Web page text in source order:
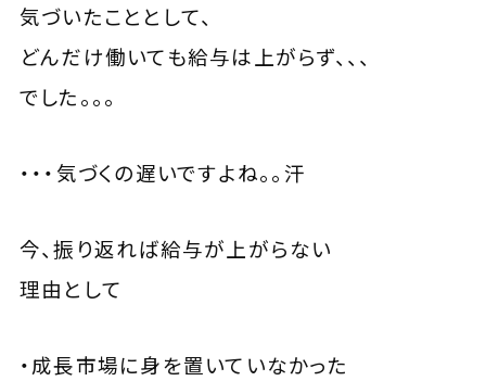
気づいたこととして、
どんだけ働いても給与は上がらず、、、
でした。。。
・・・気づくの遅いですよね。。汗
今、振り返れば給与が上がらない
理由として
・成長市場に身を置いていなかった